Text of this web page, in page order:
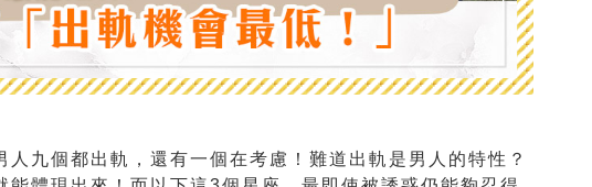
九個都出軌，還有一個在考慮！難道出軌是男人的特性？